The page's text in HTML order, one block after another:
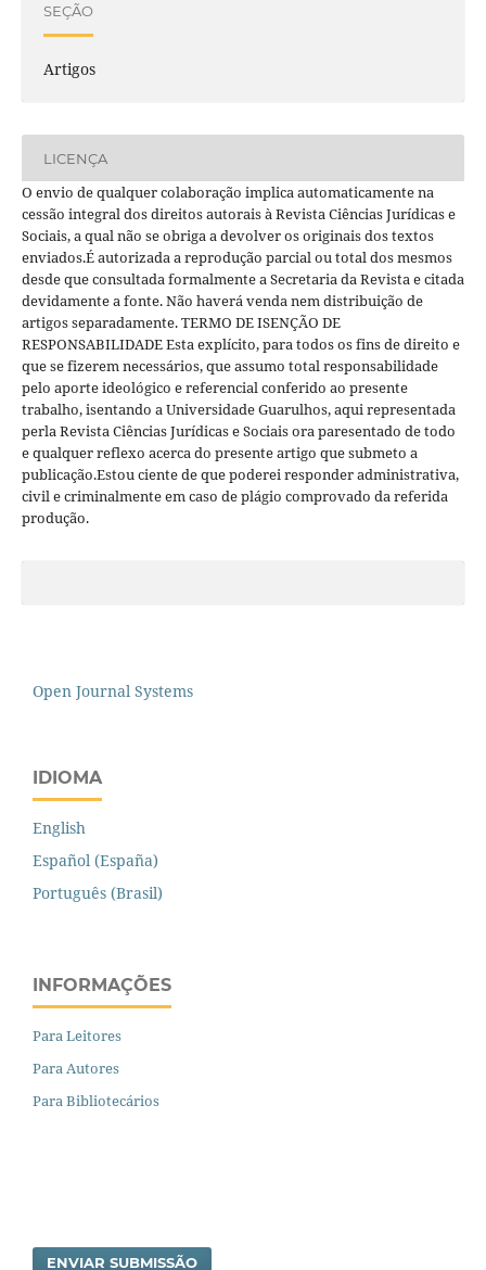
SEÇÃO
Artigos
LICENÇA
O envio de qualquer colaboração implica automaticamente na
cessão integral dos direitos autorais à Revista Ciências Jurídicas e
Sociais, a qual não se obriga a devolver os originais dos textos
enviados.É autorizada a reprodução parcial ou total dos mesmos
desde que consultada formalmente a Secretaria da Revista e citada
devidamente a fonte. Não haverá venda nem distribuição de
artigos separadamente. TERMO DE ISENÇÃO DE
RESPONSABILIDADE Esta explícito, para todos os fins de direito e
que se fizerem necessários, que assumo total responsabilidade
pelo aporte ideológico e referencial conferido ao presente
trabalho, isentando a Universidade Guarulhos, aqui representada
perla Revista Ciências Jurídicas e Sociais ora paresentado de todo
e qualquer reflexo acerca do presente artigo que submeto a
publicação.Estou ciente de que poderei responder administrativa,
civil e criminalmente em caso de plágio comprovado da referida
produção.
Open Journal Systems
IDIOMA
English
Español (España)
Português (Brasil)
INFORMAÇÕES
Para Leitores
Para Autores
Para Bibliotecários
ENVIAR SUBMISSÃO